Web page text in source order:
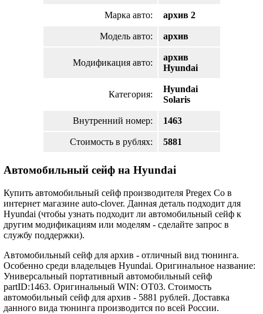
Марка авто: архив 2
Модель авто: архив
Модификация авто:
архив
Hyundai
Категория:
Hyundai
Solaris
Внутренний номер: 1463
Стоимость в рублях: 5881
Автомобильный сейф на Hyundai
Купить автомобильный сейф производителя Pregex Co в
интернет магазине auto-clover. Данная деталь подходит для
Hyundai (чтобы узнать подходит ли автомобильный сейф к
другим модификациям или моделям - сделайте запрос в
службу поддержки).
Автомобильный сейф для архив - отличный вид тюнинга.
Особенно среди владельцев Hyundai. Оригинальное название:
Универсальный портативный автомобильный сейф
partID:1463. Оригинальный WIN: OT03. Стоимость
автомобильный сейф для архив - 5881 рублей. Доставка
данного вида тюнинга производится по всей России.